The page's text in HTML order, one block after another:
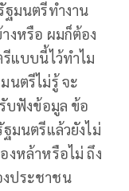
ฐมนตรีทำงาน
งหรือ ผมก็ต้อง
แบบนี้ไว้ทำไม
นตรีไม่รู้ จะ
บฟังข้อมูล ข้อ
มนตรีแล้วยังไม่
งหล้าหรือไม่ ถึง
ประชาชน